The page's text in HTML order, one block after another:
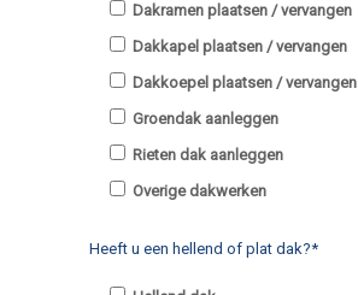
Dakramen plaatsen / vervangen
Dakkapel plaatsen / vervangen
Dakkoepel plaatsen / vervangen
Groendak aanleggen
Rieten dak aanleggen
Overige dakwerken
Heeft u een hellend of plat dak?*